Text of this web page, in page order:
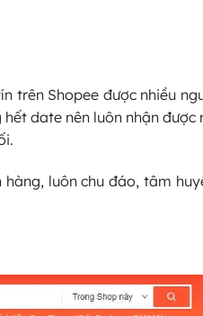
trên Shopee được nhiều
date nên luôn nhận được
luôn chu đáo, tâm